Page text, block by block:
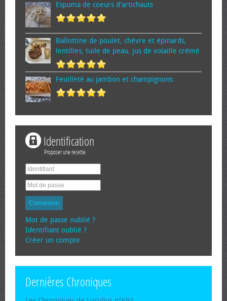
Espuma de cœurs d'artichauts
Ballottine de poulet, chèvre et épinards,
lentilles, tuile de peau, jus de volaille crémé
Feuilleté au jambon et champignons
Identification
Proposer une recette
Connexion
Mot de passe oublié ?
Identifiant oublié ?
Créer un compte
Dernières Chroniques